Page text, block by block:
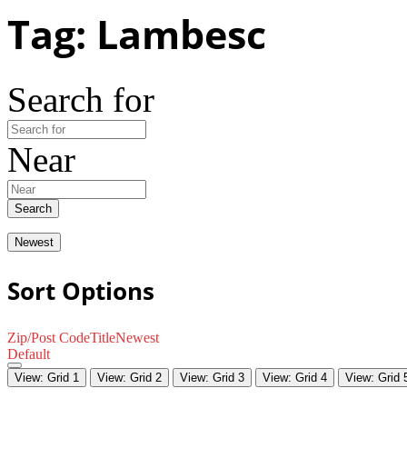
Tag: Lambesc
Search for
Near
Search
Newest
Sort Options
Zip/Post CodeTitleNewest
Default
View: Grid 1 View: Grid 2 View: Grid 3 View: Grid 4 View: Grid